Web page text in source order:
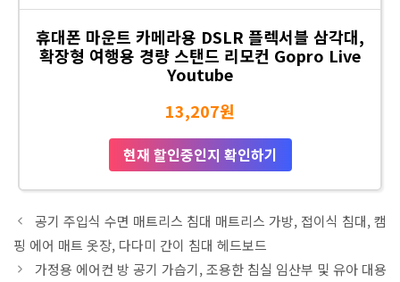
휴대폰 마운트 카메라용 DSLR 플렉서블 삼각대,
확장형 여행용 경량 스탠드 리모컨 Gopro Live
Youtube
13,207원
현재 할인중인지 확인하기
공기 주입식 수면 매트리스 침대 매트리스 가방, 접이식 침대, 캠
핑 에어 매트 옷장, 다다미 간이 침대 헤드보드
가정용 에어컨 방 공기 가습기, 조용한 침실 임산부 및 유아 대용